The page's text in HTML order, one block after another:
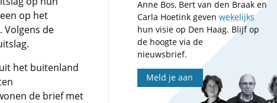
op het
Volgens de
het buitenland
de brief met
Anne Bos, Bert van den Braak en
Carla Hoetink gevenwekelijks
hun visie op Den Haag. Blijf op
de hoogte via de
nieuwsbrief.
Meld je aan